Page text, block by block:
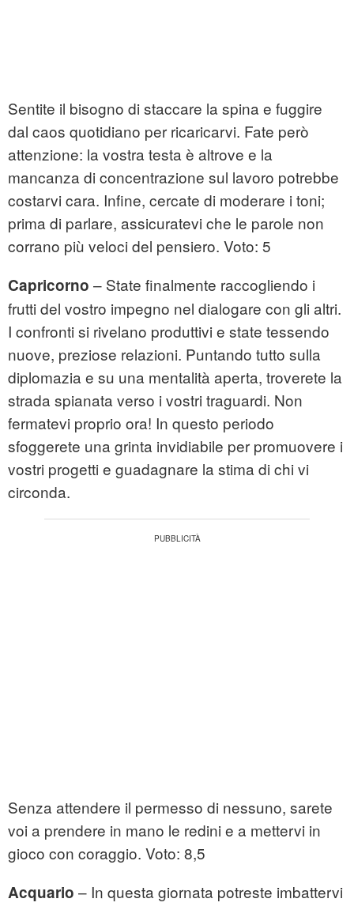
Sentite il bisogno di staccare la spina e fuggire
dal caos quotidiano per ricaricarvi. Fate però
attenzione: la vostra testa è altrove e la
mancanza di concentrazione sul lavoro potrebbe
costarvi cara. Infine, cercate di moderare i toni;
prima di parlare, assicuratevi che le parole non
corrano più veloci del pensiero. Voto: 5
Capricorno – State finalmente raccogliendo i
frutti del vostro impegno nel dialogare con gli altri.
I confronti si rivelano produttivi e state tessendo
nuove, preziose relazioni. Puntando tutto sulla
diplomazia e su una mentalità aperta, troverete la
strada spianata verso i vostri traguardi. Non
fermatevi proprio ora! In questo periodo
sfoggerete una grinta invidiabile per promuovere i
vostri progetti e guadagnare la stima di chi vi
circonda.
Senza attendere il permesso di nessuno, sarete
voi a prendere in mano le redini e a mettervi in
gioco con coraggio. Voto: 8,5
Acquario – In questa giornata potreste imbattervi